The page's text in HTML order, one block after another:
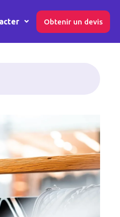
Obtenir un devis